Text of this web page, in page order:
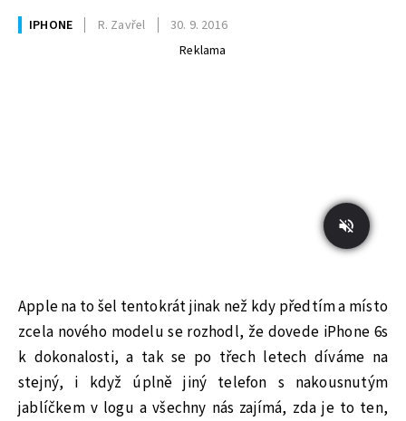
IPHONE R. Zavřel
30. 9. 2016
Reklama
Apple na to šel tentokrát jinak než kdy předtím a místo
zcela nového modelu se rozhodl, že dovede iPhone 6s
k dokonalosti, a tak se po třech letech díváme na
stejný, i když úplně jiný telefon s nakousnutým
jablíčkem v logu a všechny nás zajímá, zda je to ten,